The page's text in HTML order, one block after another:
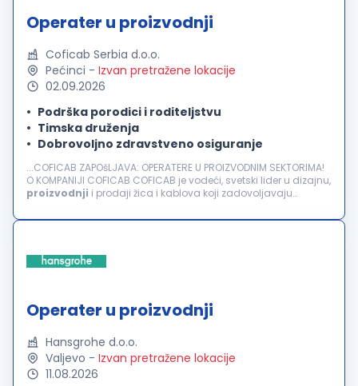
Operater u proizvodnji
Coficab Serbia d.o.o.
Pećinci - Izvan pretražene lokacije
02.09.2026
Podrška porodici i roditeljstvu
Timska druženja
Dobrovoljno zdravstveno osiguranje
...COFICAB ZAPOšLJAVA: OPERATERE U PROIZVODNIM SEKTORIMA!
O KOMPANIJI COFICAB COFICAB je vodeći, svetski lider u dizajnu,
proizvodnji i prodaji žica i kablova koji zadovoljavaju
COFICAB...
Operater u proizvodnji
Hansgrohe d.o.o.
Valjevo - Izvan pretražene lokacije
11.08.2026